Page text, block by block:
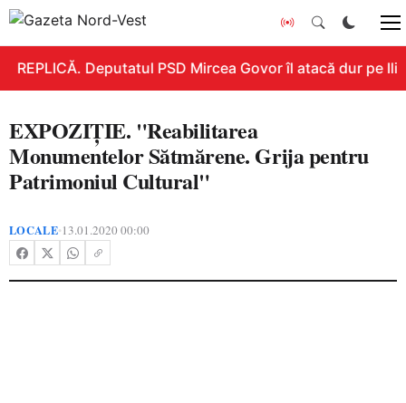
REPLICĂ. Deputatul PSD Mircea Govor îl atacă dur pe
EXPOZIȚIE. "Reabilitarea
Monumentelor Sătmărene. Grija pentru
Patrimoniul Cultural"
LOCALE•13.01.2020 00:00